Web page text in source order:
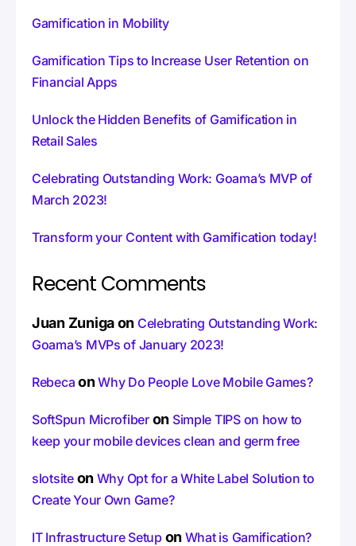
Gamification in Mobility
Gamification Tips to Increase User Retention on
Financial Apps
Unlock the Hidden Benefits of Gamification in
Retail Sales
Celebrating Outstanding Work: Goama’s MVP of
March 2023!
Transform your Content with Gamification today!
Recent Comments
Juan Zunigaon Celebrating Outstanding Work:
Goama’s MVPs of January 2023!
Rebeca onWhy Do People Love Mobile Games?
SoftSpun Microfiberon Simple TIPS on how to
keep your mobile devices clean and germ free
slotsiteon Why Opt for a White Label Solution to
Create Your Own Game?
IT Infrastructure Setupon What is Gamification?